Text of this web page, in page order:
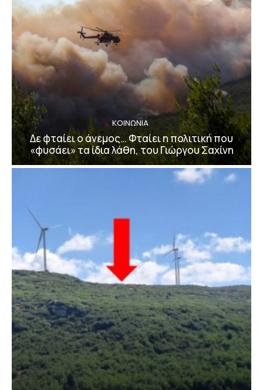
ΚΟΙΝΩΝΙΑ
Δε φταίει ο άνεμος… Φταίει η πολιτική που
«φυσάει» τα ίδια λάθη, του Γιώργου Σαχίνη